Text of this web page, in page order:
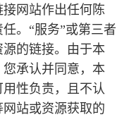
网站作出任何陈
。“服务”或第三者
的链接。由于本
承认并同意，本
性负责，且不认
站或资源获取的